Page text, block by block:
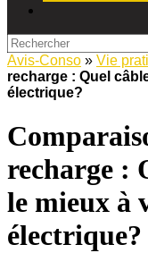
Avis-Conso » Vie
recharge : Quel
électrique?
recharge :
le mieux à
électrique?